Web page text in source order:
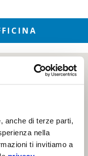
anche di terze parti,
nella
ti invitiamo a